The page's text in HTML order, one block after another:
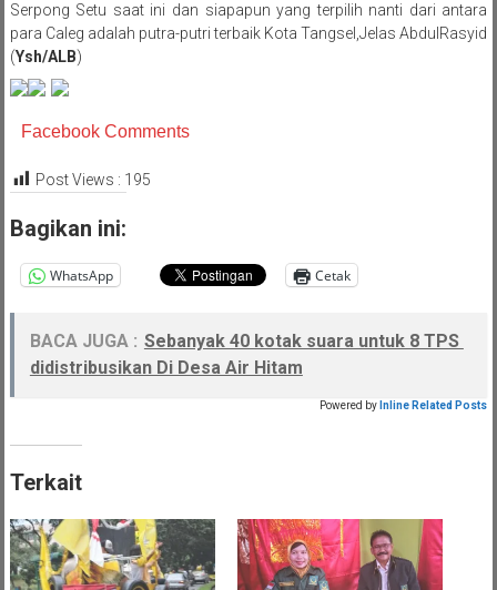
Serpong Setu saat ini dan siapapun yang terpilih nanti dari antara
para Caleg adalah putra-putri terbaik Kota Tangsel,Jelas AbdulRasyid
(Ysh/ALB)
Facebook Comments
Post Views : 195
Bagikan ini:
WhatsApp Cetak
BACA JUGA : Sebanyak 40 kotak suara untuk 8 TPS
didistribusikan Di Desa Air Hitam
Powered by Inline Related Posts
Terkait